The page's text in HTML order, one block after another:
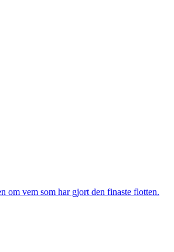
om vem som har gjort den finaste flotten.